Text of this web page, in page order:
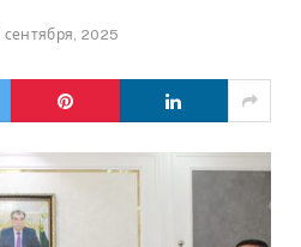
сентября, 2025